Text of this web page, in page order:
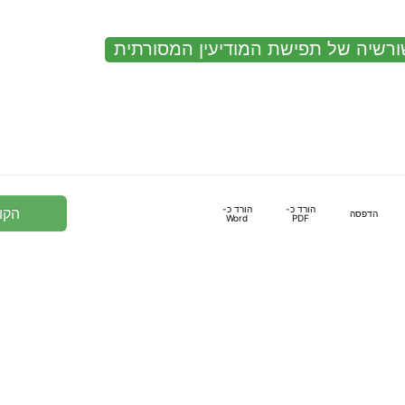
של תפישת המודיעין המסורתית
הדפסה
הורד כ-
PDF
הורד כ-
Word